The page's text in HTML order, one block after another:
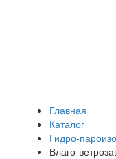
Главная
Каталог
Гидро-
Влаго-